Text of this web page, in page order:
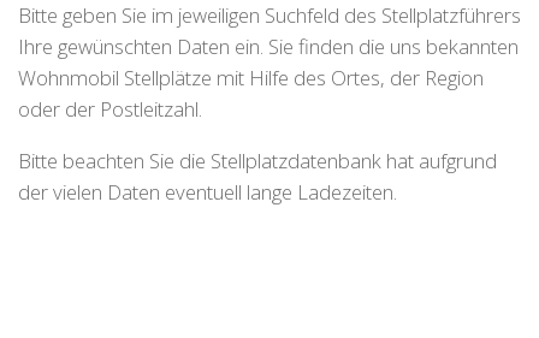
Bitte geben Sie im jeweiligen Suchfeld des Stellplatzführers
Ihre gewünschten Daten ein. Sie finden die uns bekannten
Wohnmobil Stellplätze mit Hilfe des Ortes, der Region
oder der Postleitzahl.
Bitte beachten Sie die Stellplatzdatenbank hat aufgrund
der vielen Daten eventuell lange Ladezeiten.